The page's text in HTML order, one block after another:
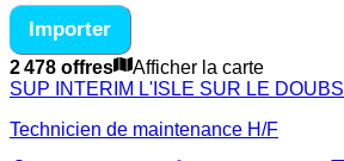
Importer
2 478 offres
Afficher la carte
SUP INTERIM L'ISLE SUR LE DOUBS
Technicien de maintenance H/F